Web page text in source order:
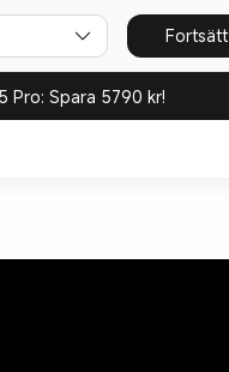
Fortsätt
Pro: Spara 5790 kr!